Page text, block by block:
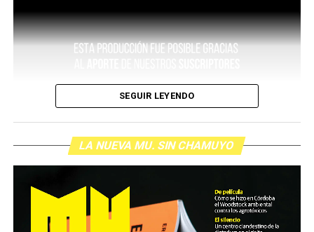
SEGUIR LEYENDO
LA NUEVA MU. SIN CHAMUYO